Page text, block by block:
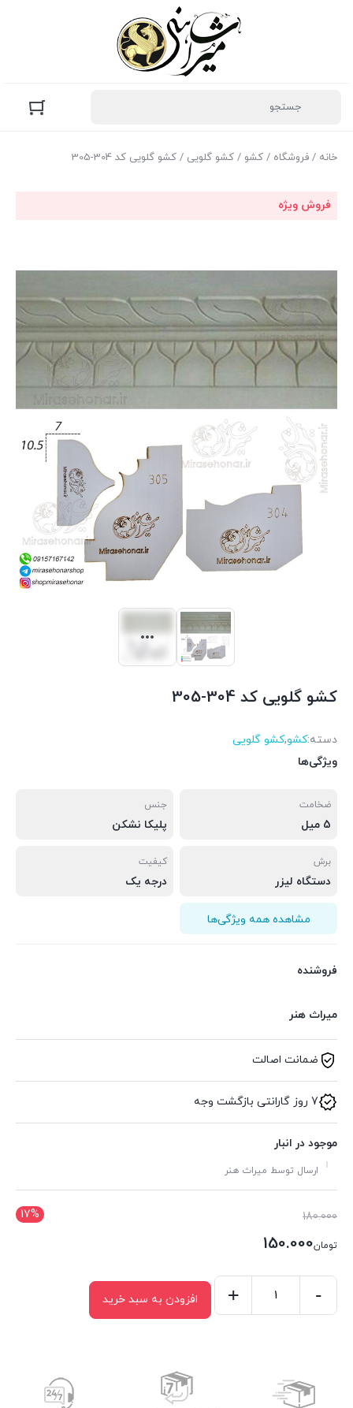
خانه / فروشگاه / کشو / کشو گلویی / کشو گلویی کد 304-305
فروش ویژه
کشو گلویی کد 304-305
دسته:کشو,کشو گلویی
ویژگی‌ها
ضخامت
5 میل
جنس
پلیکا نشکن
برش
دستگاه لیزر
کیفیت
درجه یک
مشاهده همه ویژگی‌ها
فروشنده
میراث هنر
ضمانت اصالت
7 روز گارانتی بازگشت وجه
موجود در انبار
ارسال توسط میراث هنر
17% 180.000قیمت
اصلی:
تومان150.000
فعلی:
تومان150.000.
-
+ افزودن به سبد خرید